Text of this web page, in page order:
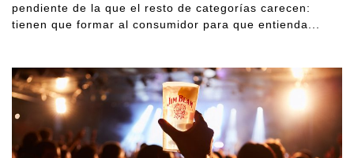
pendiente de la que el resto de categorías carecen:
tienen que formar al consumidor para que entienda...